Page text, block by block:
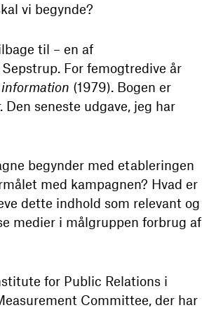
vi begynde?
til – en af
For femogtredive år
(1979). Bogen er
seneste udgave, jeg har
begynder med etableringen
med kampagnen? Hvad er
dette indhold som relevant og
medier i målgruppen forbrug af
for Public Relations i
Committee, der har